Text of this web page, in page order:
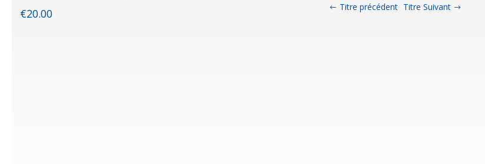
€20.00
Titre précédent Titre Suivant